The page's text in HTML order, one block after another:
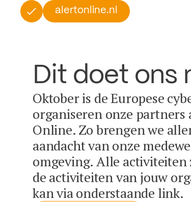
alertonline.nl
Dit doet ons
Oktober is de Europese
organiseren onze
Online. Zo brengen we
aandacht van onze
omgeving. Alle activiteiten
de activiteiten van jouw
kan via onderstaande link.